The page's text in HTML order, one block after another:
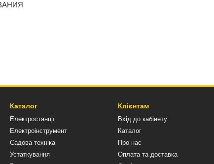
Каталог
Електростанції
Електроінструмент
Садова техніка
Устаткування
Клієнтам
Вхід до кабінету
Каталог
Про нас
Оплата та доставка